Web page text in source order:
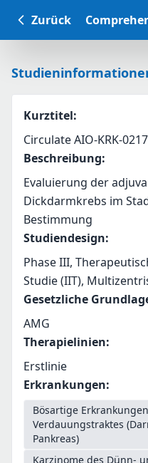
Zurück
Kurztitel:
Circulate AIO-KRK-0217
Beschreibung:
Evaluierung der
Dickdarmkrebs im
Bestimmung
Studiendesign:
Phase III,
Studie (IIT),
Gesetzliche
AMG
Therapielinien:
Erstlinie
Erkrankungen:
Bösartige
Verdauungstraktes
Pankreas)
Karzinome des Dünn-